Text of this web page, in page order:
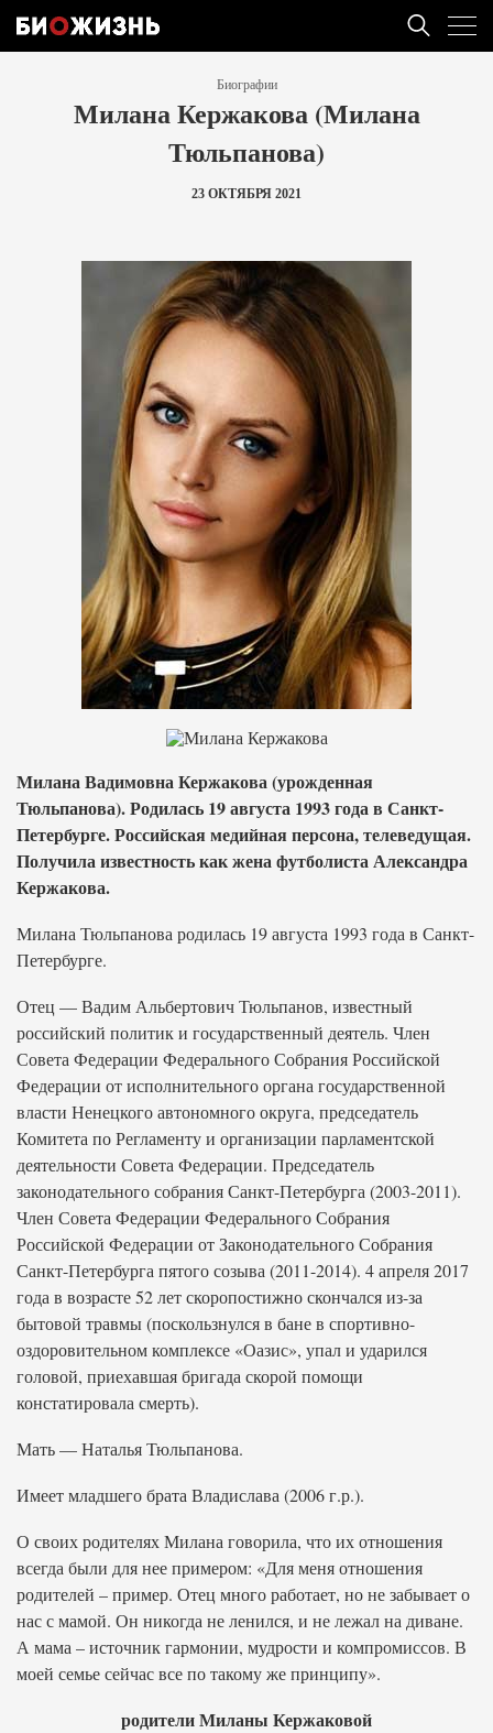
Биографии
Милана Кержакова (Милана
Тюльпанова)
23 ОКТЯБРЯ 2021
Милана Вадимовна Кержакова (урожденная
Тюльпанова). Родилась 19 августа 1993 года в Санкт-
Петербурге. Российская медийная персона, телеведущая.
Получила известность как жена футболиста Александра
Кержакова.
Милана Тюльпанова родилась 19 августа 1993 года в Санкт-
Петербурге.
Отец — Вадим Альбертович Тюльпанов, известный
российский политик и государственный деятель. Член
Совета Федерации Федерального Собрания Российской
Федерации от исполнительного органа государственной
власти Ненецкого автономного округа, председатель
Комитета по Регламенту и организации парламентской
деятельности Совета Федерации. Председатель
законодательного собрания Санкт-Петербурга (2003-2011).
Член Совета Федерации Федерального Собрания
Российской Федерации от Законодательного Собрания
Санкт-Петербурга пятого созыва (2011-2014). 4 апреля 2017
года в возрасте 52 лет скоропостижно скончался из-за
бытовой травмы (поскользнулся в бане в спортивно-
оздоровительном комплексе «Оазис», упал и ударился
головой, приехавшая бригада скорой помощи
констатировала смерть).
Мать — Наталья Тюльпанова.
Имеет младшего брата Владислава (2006 г.р.).
О своих родителях Милана говорила, что их отношения
всегда были для нее примером: «Для меня отношения
родителей – пример. Отец много работает, но не забывает о
нас с мамой. Он никогда не ленился, и не лежал на диване.
А мама – источник гармонии, мудрости и компромиссов. В
моей семье сейчас все по такому же принципу».
родители Миланы Кержаковой